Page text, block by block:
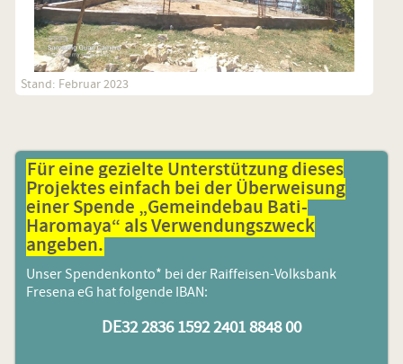
Stand: Februar 2023
Für eine gezielte Unterstützung dieses
Projektes einfach bei der Überweisung
einer Spende „Gemeindebau Bati-
Haromaya“ als Verwendungszweck
angeben.
Unser Spendenkonto* bei der Raiffeisen-Volksbank
Fresena eG hat folgende IBAN:
DE32 2836 1592 2401 8848 00